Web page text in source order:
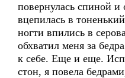
повернулась спиной
вцепилась в
ногти впились в
обхватил меня за
к себе. Еще и еще.
стон, я повела